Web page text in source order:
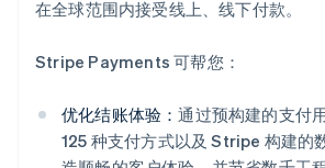
在全球范围内接受线上、线下付款。
Stripe Payments 可帮您：
优化结账体验：通过预构建的支付
125 种支付方式以及 Stripe 构建的